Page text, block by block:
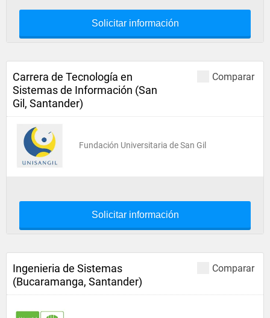
Solicitar información
Comparar
Carrera de Tecnología en
Sistemas de Información (San
Gil, Santander)
Fundación Universitaria de San Gil
Solicitar información
Comparar
Ingenieria de Sistemas
(Bucaramanga, Santander)